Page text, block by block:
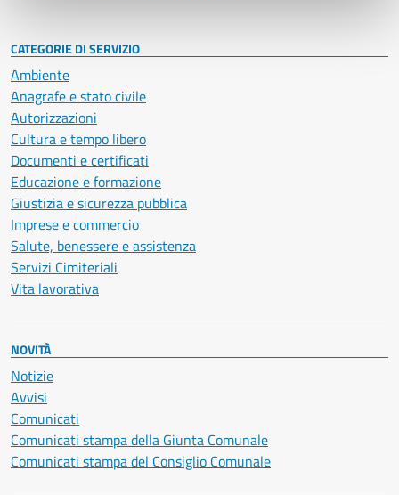
CATEGORIE DI SERVIZIO
Ambiente
Anagrafe e stato civile
Autorizzazioni
Cultura e tempo libero
Documenti e certificati
Educazione e formazione
Giustizia e sicurezza pubblica
Imprese e commercio
Salute, benessere e assistenza
Servizi Cimiteriali
Vita lavorativa
NOVITÀ
Notizie
Avvisi
Comunicati
Comunicati stampa della Giunta Comunale
Comunicati stampa del Consiglio Comunale